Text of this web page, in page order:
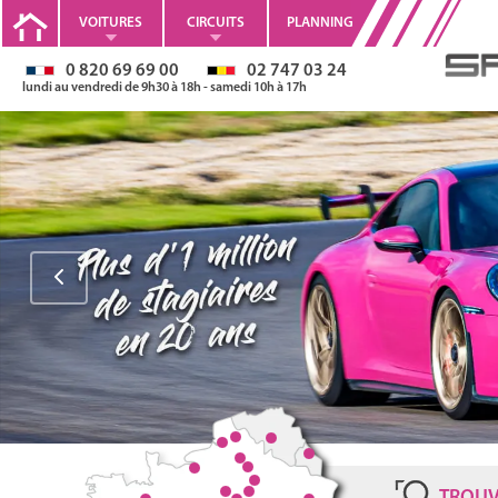
VOITURES CIRCUITS PLANNING
0 820 69 69 00 02 747 03 24
lundi au vendredi de 9h30 à 18h - samedi 10h à 17h